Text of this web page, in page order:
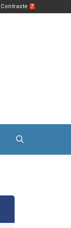
Contraste 7